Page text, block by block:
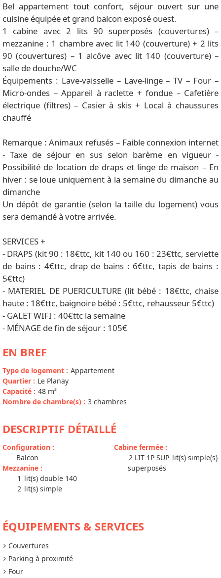
Bel appartement tout confort, séjour ouvert sur une
cuisine équipée et grand balcon exposé ouest.
1 cabine avec 2 lits 90 superposés (couvertures) –
mezzanine : 1 chambre avec lit 140 (couverture) + 2 lits
90 (couvertures) – 1 alcôve avec lit 140 (couverture) –
salle de douche/WC
Équipements : Lave-vaisselle – Lave-linge – TV – Four –
Micro-ondes – Appareil à raclette + fondue – Cafetière
électrique (filtres) – Casier à skis + Local à chaussures
chauffé
Remarque : Animaux refusés – Faible connexion internet
- Taxe de séjour en sus selon barème en vigueur -
Possibilité de location de draps et linge de maison – En
hiver : se loue uniquement à la semaine du dimanche au
dimanche
Un dépôt de garantie (selon la taille du logement) vous
sera demandé à votre arrivée.
SERVICES +
- DRAPS (kit 90 : 18€ttc, kit 140 ou 160 : 23€ttc, serviette
de bains : 4€ttc, drap de bains : 6€ttc, tapis de bains :
5€ttc)
- MATERIEL DE PUERICULTURE (lit bébé : 18€ttc, chaise
haute : 18€ttc, baignoire bébé : 5€ttc, rehausseur 5€ttc)
- GALET WIFI : 40€ttc la semaine
- MÉNAGE de fin de séjour : 105€
EN BREF
Type de logement : Appartement
Quartier : Le Planay
Capacité : 48 m²
Nombre de chambre(s) : 3 chambres
DESCRIPTIF DÉTAILLÉ
Configuration :
Balcon
Mezzanine :
1 lit(s) double 140
2 lit(s) simple
Cabine fermée :
2 LIT 1P SUP lit(s) simple(s)
superposés
ÉQUIPEMENTS & SERVICES
Couvertures
Parking à proximité
Four